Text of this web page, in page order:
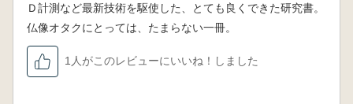
Ｄ計測など最新技術を駆使した、とても良くできた研究書。
仏像オタクにとっては、たまらない一冊。
1人がこのレビューにいいね！しました